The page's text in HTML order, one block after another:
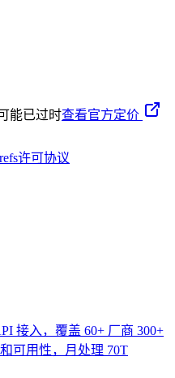
能已过时查看官方定价
许可协议
接入，覆盖 60+ 厂商 300+
可用性，月处理 70T